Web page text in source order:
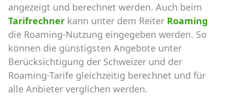
angezeigt und berechnet werden. Auch beim
Tarifrechner kann unter dem Reiter Roaming
die Roaming-Nutzung eingegeben werden. So
können die günstigsten Angebote unter
Berücksichtigung der Schweizer und der
Roaming-Tarife gleichzeitig berechnet und für
alle Anbieter verglichen werden.